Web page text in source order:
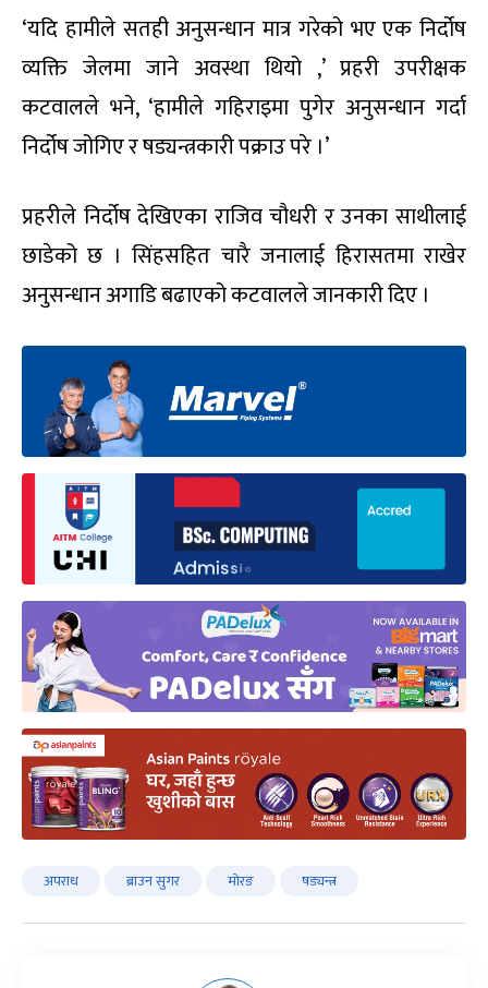
‘यदि हामीले सतही अनुसन्धान मात्र गरेको भए एक निर्दोष
व्यक्ति जेलमा जाने अवस्था थियो ,’ प्रहरी उपरीक्षक
कटवालले भने, ‘हामीले गहिराइमा पुगेर अनुसन्धान गर्दा
निर्दोष जोगिए र षड्यन्त्रकारी पक्राउ परे ।’
प्रहरीले निर्दोष देखिएका राजिव चौधरी र उनका साथीलाई
छाडेको छ । सिंहसहित चारै जनालाई हिरासतमा राखेर
अनुसन्धान अगाडि बढाएको कटवालले जानकारी दिए ।
अपराध ब्राउन सुगर मोरङ षड्यन्त्र